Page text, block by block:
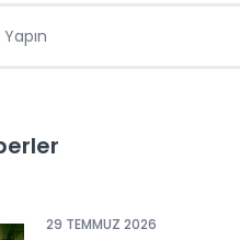
29 TEMMUZ 2026